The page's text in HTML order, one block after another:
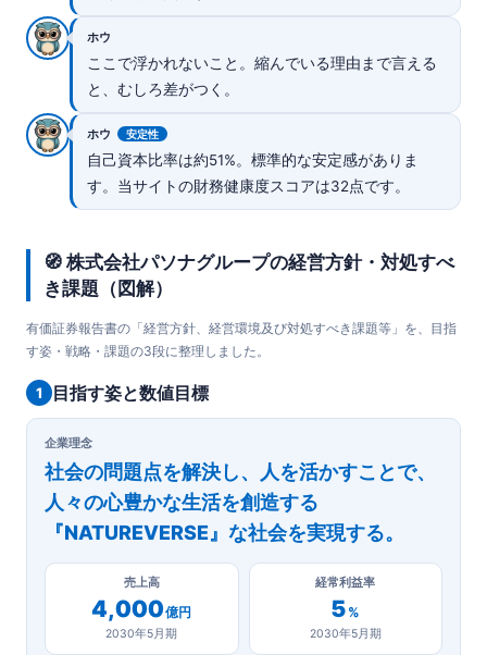
ホウ
ここで浮かれないこと。縮んでいる理由まで言える
と、むしろ差がつく。
ホウ 安定性
自己資本比率は約51%。標準的な安定感がありま
す。当サイトの財務健康度スコアは32点です。
🧭 株式会社パソナグループの経営方針・対処すべ
き課題（図解）
有価証券報告書の「経営方針、経営環境及び対処すべき課題等」を、目指
す姿・戦略・課題の3段に整理しました。
1 目指す姿と数値目標
企業理念
社会の問題点を解決し、人を活かすことで、
人々の心豊かな生活を創造する
『NATUREVERSE』な社会を実現する。
売上高
4,000億円
2030年5月期
経常利益率
5 %
2030年5月期